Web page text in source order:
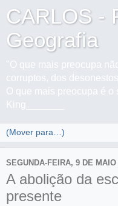
CARLOS -
Geografia
"O que mais preocupa
corruptos, dos
O que mais preocupa é
King_______
SEGUNDA-FEIRA, 9 DE MAIO
A abolição da
presente